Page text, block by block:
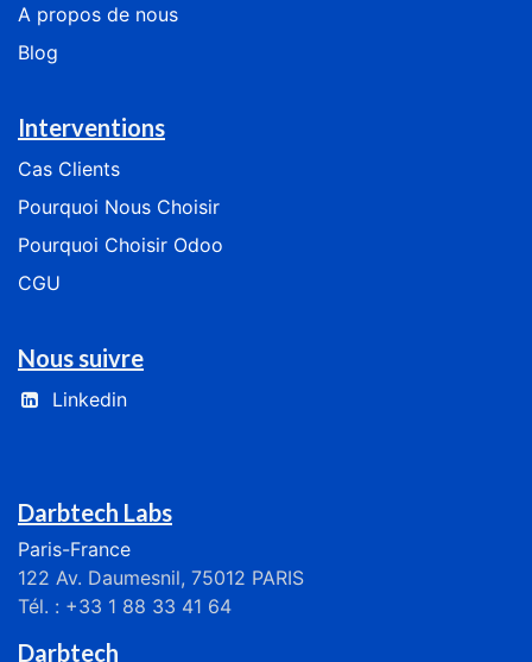
​​​​​​​​​​A​ ​p​ro​p​os​ ​de ​n​o​us
Blog
Interventions
Cas Clients
​​​​​​Pourquoi Nous Choisir​​​​​​
​​​​​​​​Pourquoi Choisir Odoo​​​​​​​​
CGU
Nous suivre
Linkedin
Darbtech Labs
Paris-France
122 Av. Daumesnil, 75012 PARIS
Tél. : +33 1 88 33 41 64
Darbtech